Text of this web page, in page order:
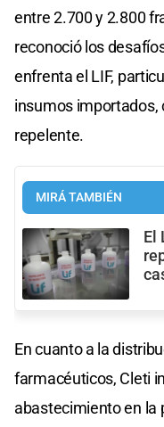
entre 2.700 y 2.800
reconoció los
enfrenta el LIF,
insumos importados,
repelente.
MIRÁ TAMBIÉN
El
En cuanto a la
farmacéuticos, Cleti
abastecimiento en la